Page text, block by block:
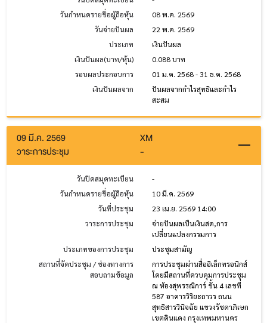
วันกำหนดรายชื่อผู้ถือหุ้น
08 พ.ค. 2569
วันจ่ายปันผล
22 พ.ค. 2569
ประเภท
เงินปันผล
เงินปันผล(บาท/หุ้น)
0.088 บาท
รอบผลประกอบการ
01 ม.ค. 2568 - 31 ธ.ค. 2568
เงินปันผลจาก
ปันผลจากกำไรสุทธิและกำไร
สะสม
09 มี.ค. 2569
XM
วาระการประชุม
-
วันปิดสมุดทะเบียน
-
วันกำหนดรายชื่อผู้ถือหุ้น
10 มี.ค. 2569
วันที่ประชุม
23 เม.ย. 2569 14:00
วาระการประชุม
จ่ายปันผลเป็นเงินสด,การ
เปลี่ยนแปลงกรรมการ
ประเภทของการประชุม
ประชุมสามัญ
สถานที่จัดประชุม / ช่องทางการ
สอบถามข้อมูล
การประชุมผ่านสื่ออิเล็กทรอนิกส์
โดยมีสถานที่ควบคุมการประชุม
ณ ห้องสุพรรณิการ์ ชั้น 4 เลขที่
587 อาคารวิริยะถาวร ถนน
สุทธิสารวินิจฉัย แขวงรัชดาภิเษก
เขตดินแดง กรุงเทพมหานคร